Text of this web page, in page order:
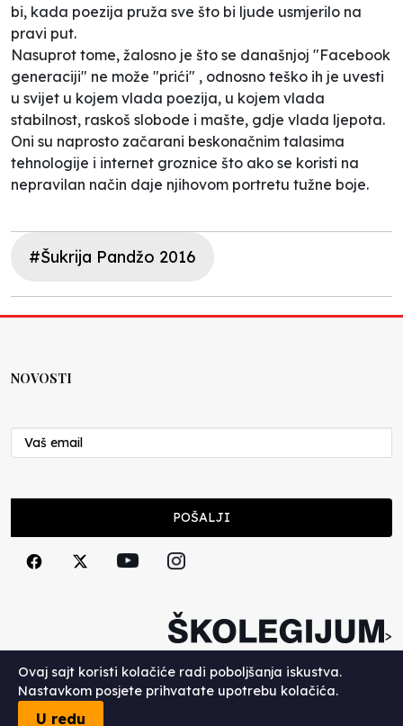
bi, kada poezija pruža sve što bi ljude usmjerilo na
pravi put.
Nasuprot tome, žalosno je što se današnjoj "Facebook
generaciji" ne može "prići" , odnosno teško ih je uvesti
u svijet u kojem vlada poezija, u kojem vlada
stabilnost, raskoš slobode i mašte, gdje vlada ljepota.
Oni su naprosto začarani beskonačnim talasima
tehnologije i internet groznice što ako se koristi na
nepravilan način daje njihovom portretu tužne boje.
#Šukrija Pandžo 2016
NOVOSTI
POŠALJI
>
Copyright (c) 2026. Školegijum.
Ovaj sajt koristi kolačiće radi poboljšanja iskustva.
Nastavkom posjete prihvatate upotrebu kolačića.
U redu